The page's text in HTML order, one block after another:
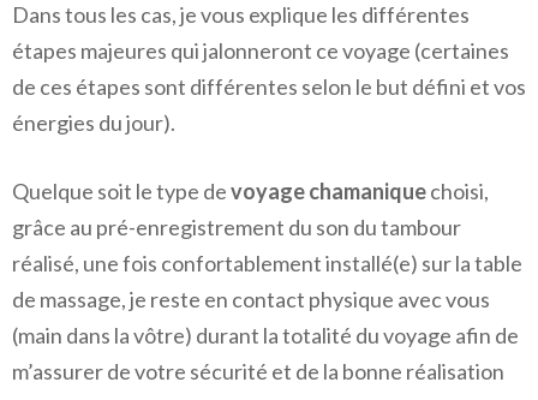
Dans tous les cas, je vous explique les différentes
étapes majeures qui jalonneront ce voyage (certaines
de ces étapes sont différentes selon le but défini et vos
énergies du jour).
Quelque soit le type devoyage chamaniquechoisi,
grâce au pré-enregistrement du son du tambour
réalisé, une fois confortablement installé(e) sur la table
de massage, je reste en contact physique avec vous
(main dans la vôtre) durant la totalité du voyage afin de
m’assurer de votre sécurité et de la bonne réalisation